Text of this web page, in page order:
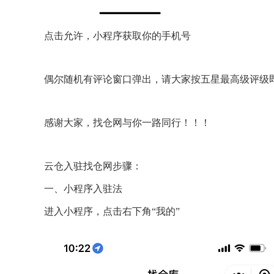
点击允许，小程序获取你的手机号
偶尔随机有评论窗口弹出，请大家按五星最高级评级
感谢大家，找仓网与你一路同行！！！
云仓入驻找仓网步骤：
一、小程序入驻法
进入小程序，点击右下角“我的”